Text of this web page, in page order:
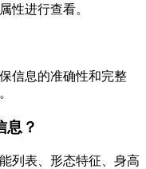
性进行查看。
信息的准确性和完整
息？
列表、形态特征、身高